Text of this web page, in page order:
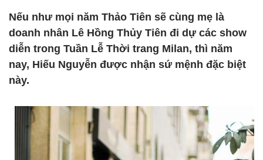
Nếu như mọi năm Thảo Tiên sẽ cùng mẹ là
doanh nhân Lê Hồng Thủy Tiên đi dự các show
diễn trong Tuần Lễ Thời trang Milan, thì năm
nay, Hiếu Nguyễn được nhận sứ mệnh đặc biệt
này.